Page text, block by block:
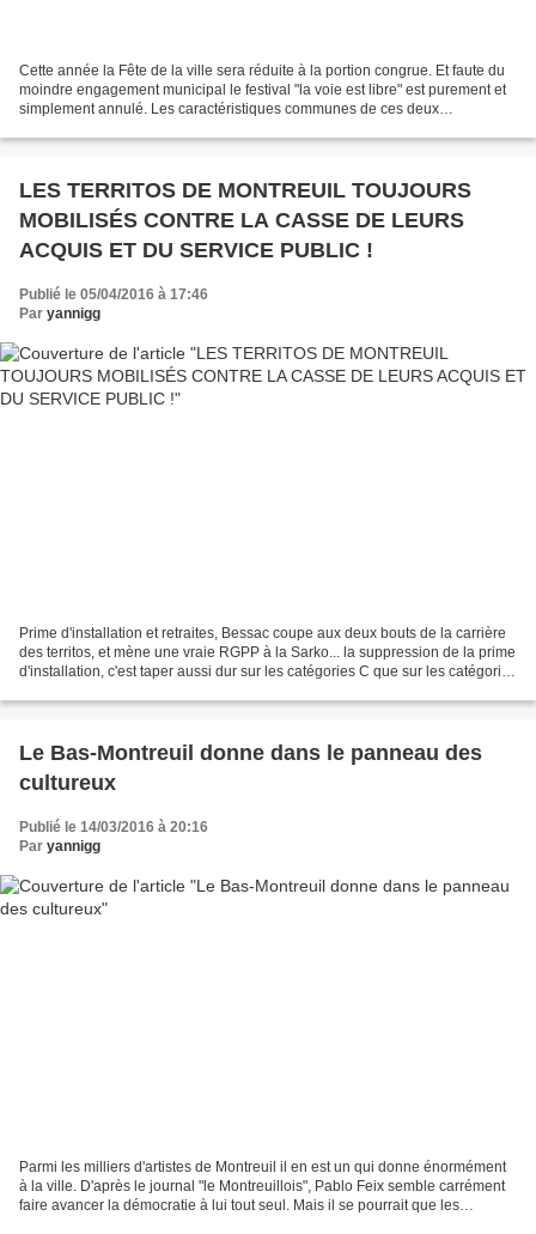
Cette année la Fête de la ville sera réduite à la portion congrue. Et faute du
moindre engagement municipal le festival "la voie est libre" est purement et
simplement annulé. Les caractéristiques communes de ces deux
LES TERRITOS DE MONTREUIL TOUJOURS
MOBILISÉS CONTRE LA CASSE DE LEURS
ACQUIS ET DU SERVICE PUBLIC !
Publié le 05/04/2016 à 17:46
Par yannigg
Prime d'installation et retraites, Bessac coupe aux deux bouts de la carrière
des territos, et mène une vraie RGPP à la Sarko... la suppression de la prime
d'installation, c'est taper aussi dur sur les catégories C que sur les catégories
Le Bas-Montreuil donne dans le panneau des
cultureux
Publié le 14/03/2016 à 20:16
Par yannigg
Parmi les milliers d'artistes de Montreuil il en est un qui donne énormément
à la ville. D'après le journal "le Montreuillois", Pablo Feix semble carrément
faire avancer la démocratie à lui tout seul. Mais il se pourrait que les